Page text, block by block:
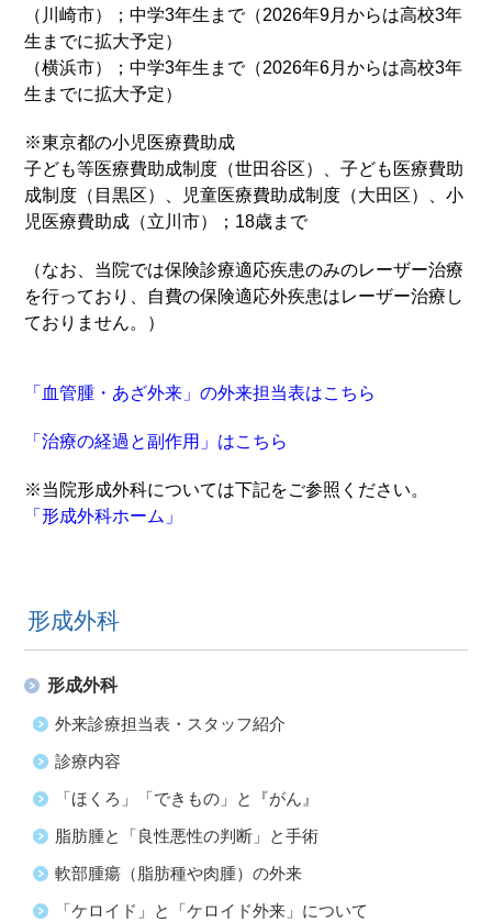
（川崎市）；中学3年生まで（2026年9月からは高校3年
生までに拡大予定）
（横浜市）；中学3年生まで（2026年6月からは高校3年
生までに拡大予定）
※東京都の小児医療費助成
子ども等医療費助成制度（世田谷区）、子ども医療費助
成制度（目黒区）、児童医療費助成制度（大田区）、小
児医療費助成（立川市）；18歳まで
（なお、 当院では保険診療適応疾患のみのレーザー治療
を行っており、自費の保険適応外疾患はレーザー治療し
ておりません。 ）
「血管腫・あざ外来」の外来担当表はこちら
「治療の経過と副作用」はこちら
※当院形成外科については下記をご参照ください。
「形成外科ホーム」
形成外科
形成外科
外来診療担当表・スタッフ紹介
診療内容
「ほくろ」「できもの」と『がん』
脂肪腫と「良性悪性の判断」と手術
軟部腫瘍（脂肪種や肉腫）の外来
「ケロイド」と「ケロイド外来」について